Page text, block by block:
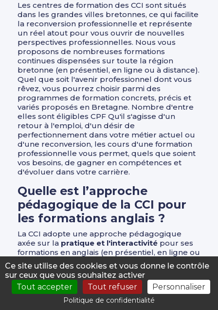
Les centres de formation des CCI sont situés
dans les grandes villes bretonnes, ce qui facilite
la reconversion professionnelle et représente
un réel atout pour vous ouvrir de nouvelles
perspectives professionnelles. Nous vous
proposons de nombreuses formations
continues dispensées sur toute la région
bretonne (en présentiel, en ligne ou à distance).
Quel que soit l'avenir professionnel dont vous
rêvez, vous pourrez choisir parmi des
programmes de formation concrets, précis et
variés proposés en Bretagne. Nombre d'entre
elles sont éligibles CPF Qu'il s'agisse d'un
retour à l'emploi, d'un désir de
perfectionnement dans votre métier actuel ou
d'une reconversion, les cours d'une formation
professionnelle vous permet, quels que soient
vos besoins, de gagner en compétences et
d'évoluer dans votre carrière.
Quelle est l’approche
pédagogique de la CCI pour
les formations anglais ?
La CCI adopte une approche pédagogique
axée sur la pratique et l'interactivité pour ses
formations en anglais (en présentiel, en ligne ou
à distance). Les cours sont dispensés par des
formateurs expérimentés et qualifiés qui
utilisent des méthodes d'enseignement
modernes et efficaces. Les apprenants sont
encouragés àparticiper activement
Ce site utilise des cookies et vous donne le contrôle
sur ceux que vous souhaitez activer
Tout accepter
Tout refuser Personnaliser
Politique de confidentialité